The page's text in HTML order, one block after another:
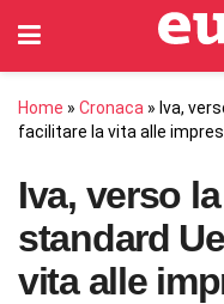
Home » Cronaca » Iva,
facilitare la vita alle
Iva, verso
standard
vita alle